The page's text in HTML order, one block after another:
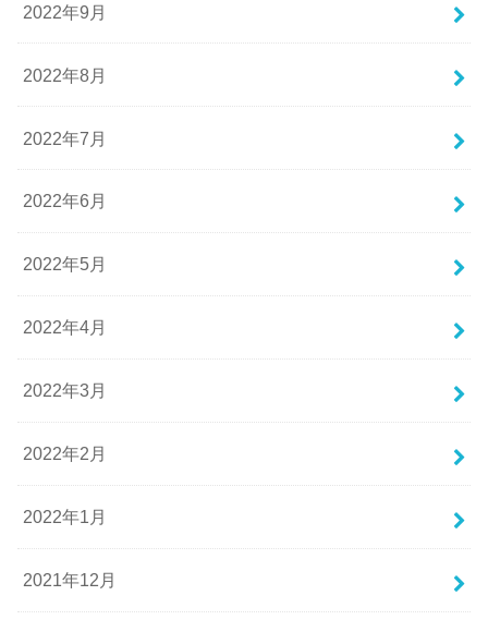
2022年9月
2022年8月
2022年7月
2022年6月
2022年5月
2022年4月
2022年3月
2022年2月
2022年1月
2021年12月